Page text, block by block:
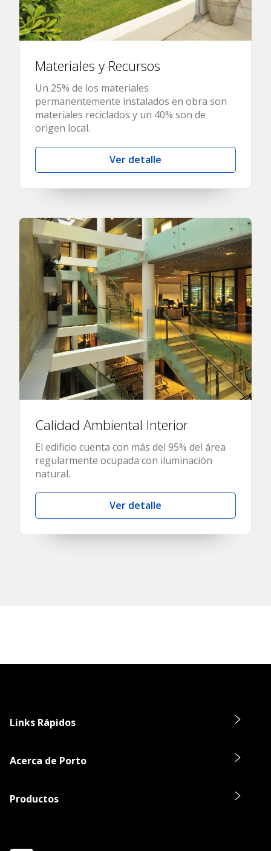
Materiales y Recursos
Un 25% de los materiales
permanentemente instalados en obra son
materiales reciclados y un 40% son de
origen local.
Ver detalle
Calidad Ambiental Interior
El edificio cuenta con más del 95% del área
regularmente ocupada con iluminación
natural.
Ver detalle
Links Rápidos
Acerca de Porto
Productos